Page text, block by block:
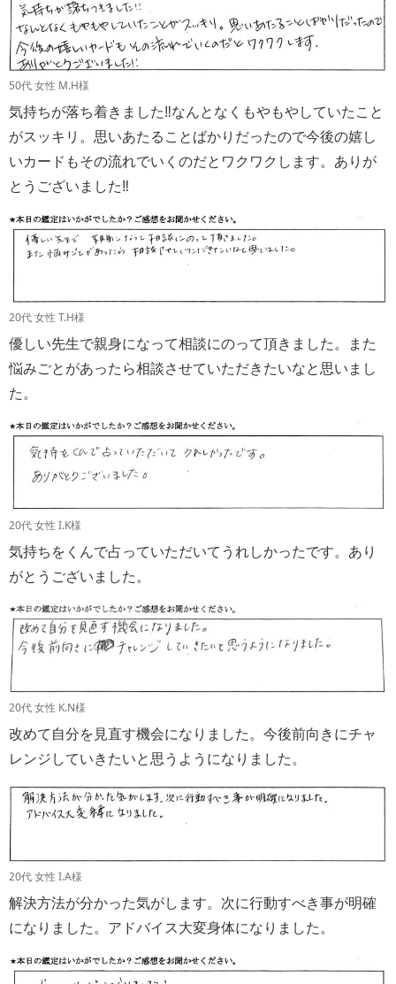
50代 女性 M.H様
気持ちが落ち着きました‼︎なんとなくもやもやしていたこと
がスッキリ。思いあたることばかりだったので今後の嬉し
いカードもその流れでいくのだとワクワクします。ありが
とうございました‼︎
20代 女性 T.H様
優しい先生で親身になって相談にのって頂きました。また
悩みごとがあったら相談させていただきたいなと思いまし
た。
20代 女性 I.K様
気持ちをくんで占っていただいてうれしかったです。あり
がとうございました。
20代 女性 K.N様
改めて自分を見直す機会になりました。今後前向きにチャ
レンジしていきたいと思うようになりました。
20代 女性 I.A様
解決方法が分かった気がします。次に行動すべき事が明確
になりました。アドバイス大変身体になりました。